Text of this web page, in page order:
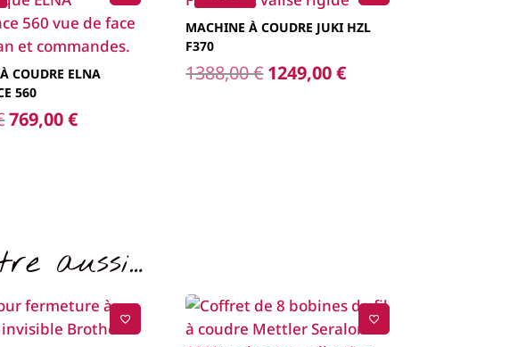
COUDRE ELNA
560
Le
769,00€Le
MACHINE À COUDRE JUKI HZL
F370
1388,00€ Le
1249,00€Le
aussi…